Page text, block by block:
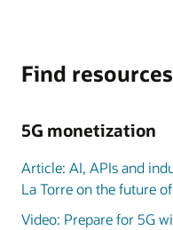
Find
5G monetization
Article: AI, APIs and
La Torre on the future
Video: Prepare for 5G